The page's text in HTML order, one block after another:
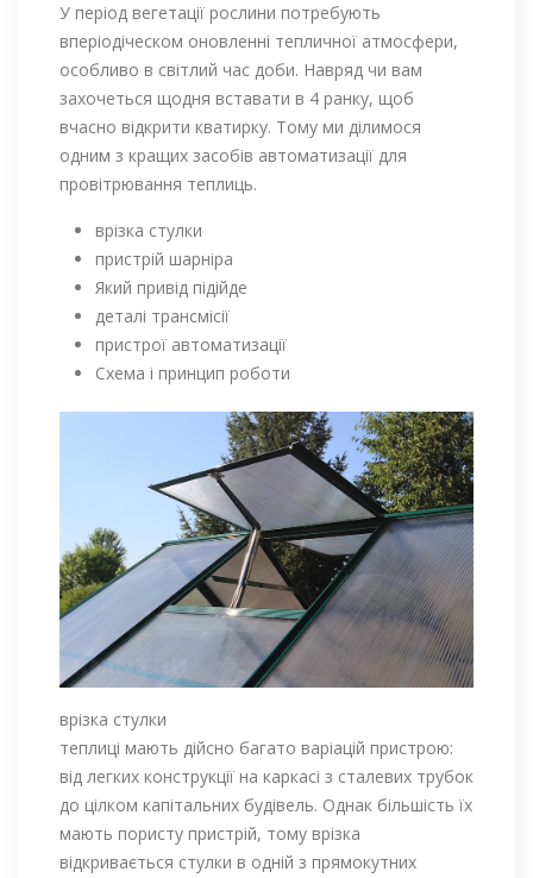
У період вегетації рослини потребують
вперіодіческом оновленні тепличної атмосфери,
особливо в світлий час доби. Навряд чи вам
захочеться щодня вставати в 4 ранку, щоб
вчасно відкрити кватирку. Тому ми ділимося
одним з кращих засобів автоматизації для
провітрювання теплиць.
врізка стулки
пристрій шарніра
Який привід підійде
деталі трансмісії
пристрої автоматизації
Схема і принцип роботи
врізка стулки
теплиці мають дійсно багато варіацій пристрою:
від легких конструкції на каркасі з сталевих трубок
до цілком капітальних будівель. Однак більшість їх
мають пористу пристрій, тому врізка
відкривається стулки в одній з прямокутних